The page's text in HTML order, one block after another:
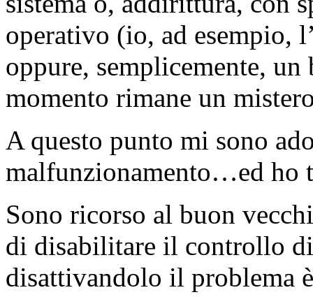
operativo (io, ad esempio,
oppure, semplicemente,
momento rimane un
A questo punto mi sono
malfunzionamento…ed ho
Sono ricorso al buon
di disabilitare il controllo
disattivandolo il problema